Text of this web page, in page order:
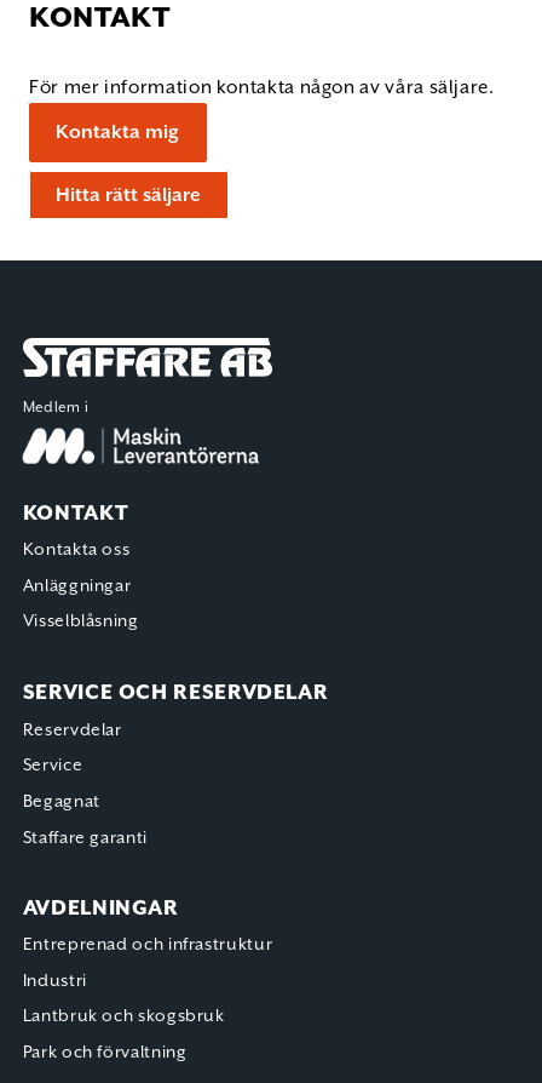
KONTAKT
För mer information kontakta någon av våra säljare.
Kontakta mig
Hitta rätt säljare
Staffare AB
Medlem i
KONTAKT
Kontakta oss
Anläggningar
Visselblåsning
SERVICE OCH RESERVDELAR
Reservdelar
Service
Begagnat
Staffare garanti
AVDELNINGAR
Entreprenad och infrastruktur
Industri
Lantbruk och skogsbruk
Park och förvaltning